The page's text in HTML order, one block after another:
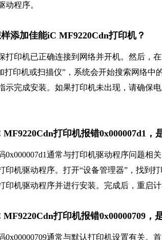
动程序。
添加佳能iC MF9220Cdn打印机？
打印机已正确连接到网络并开机。然后，
打印机或扫描仪”，系统会开始搜索网络中
示完成安装。如果打印机未出现，请确保
打印机报错0x000007d1，
0x000007d1通常与打印机驱动程序问题相
印机驱动程序。打开“设备管理器”，找到
印机驱动程序并进行安装。完成后，重启
打印机报错0x00000709，
0x00000709通常与默认打印机设置有关。